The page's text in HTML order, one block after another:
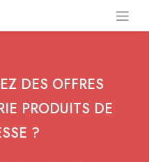
DES OFFRES
PRODUITS DE
?